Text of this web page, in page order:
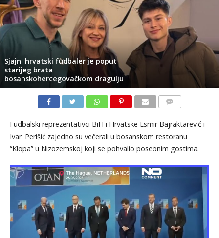
Sjajni hrvatski fudbaler je poput
starijeg brata
bosanskohercegovačkom dragulju
Fudbalski reprezentativci BiH i Hrvatske Esmir Bajraktarević i
Ivan Perišić zajedno su večerali u bosanskom restoranu
“Klopa” u Nizozemskoj koji se pohvalio posebnim gostima.